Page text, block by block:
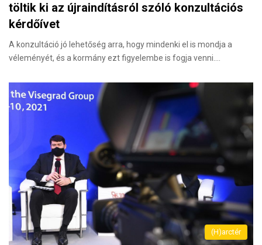
töltik ki az újraindításról szóló konzultációs
kérdőívet
A konzultáció jó lehetőség arra, hogy mindenki el is mondja a
véleményét, és a kormány ezt figyelembe is fogja venni.…
(H)arctér